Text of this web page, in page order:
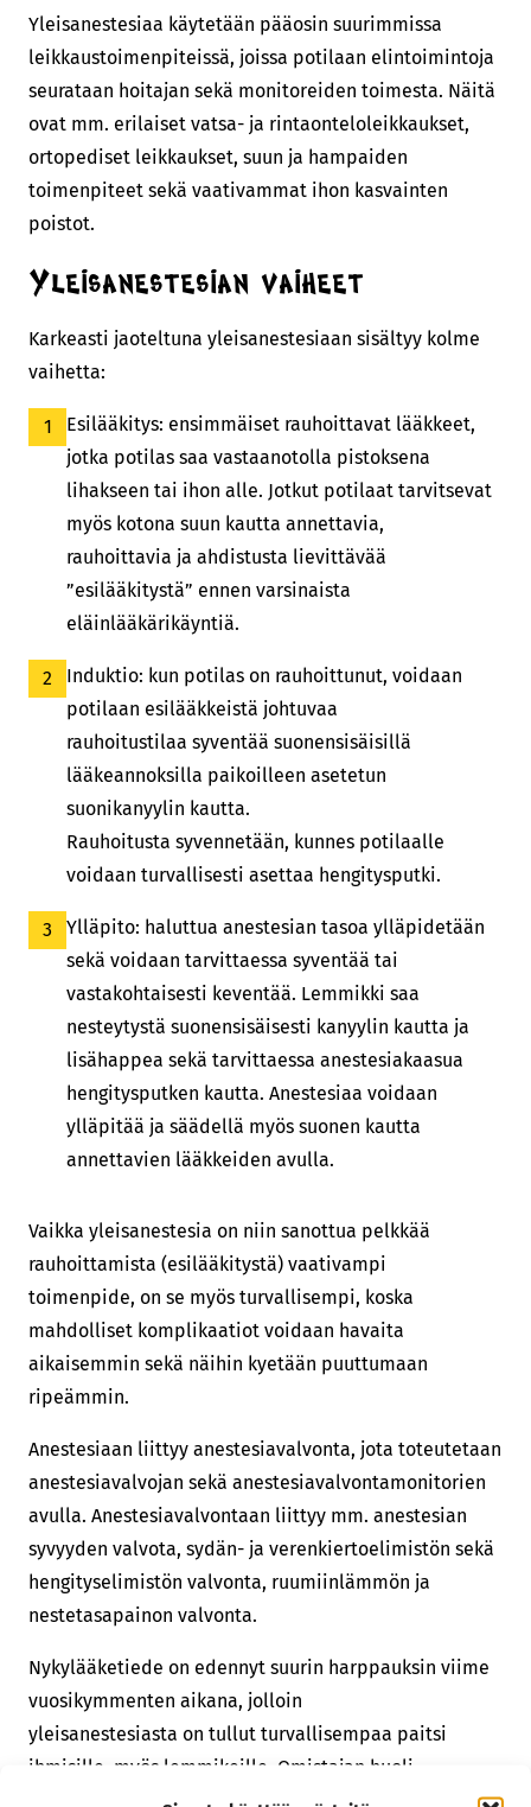
Yleisanestesiaa käytetään pääosin suurimmissa
leikkaustoimenpiteissä, joissa potilaan elintoimintoja
seurataan hoitajan sekä monitoreiden toimesta. Näitä
ovat mm. erilaiset vatsa- ja rintaonteloleikkaukset,
ortopediset leikkaukset, suun ja hampaiden
toimenpiteet sekä vaativammat ihon kasvainten
poistot.
Yleisanestesian vaiheet
Karkeasti jaoteltuna yleisanestesiaan sisältyy kolme
vaihetta:
Esilääkitys: ensimmäiset rauhoittavat lääkkeet,
jotka potilas saa vastaanotolla pistoksena
lihakseen tai ihon alle. Jotkut potilaat tarvitsevat
myös kotona suun kautta annettavia,
rauhoittavia ja ahdistusta lievittävää
”esilääkitystä” ennen varsinaista
eläinlääkärikäyntiä.
Induktio: kun potilas on rauhoittunut, voidaan
potilaan esilääkkeistä johtuvaa
rauhoitustilaa syventää suonensisäisillä
lääkeannoksilla paikoilleen asetetun
suonikanyylin kautta.
Rauhoitusta syvennetään, kunnes potilaalle
voidaan turvallisesti asettaa hengitysputki.
Ylläpito: haluttua anestesian tasoa ylläpidetään
sekä voidaan tarvittaessa syventää tai
vastakohtaisesti keventää. Lemmikki saa
nesteytystä suonensisäisesti kanyylin kautta ja
lisähappea sekä tarvittaessa anestesiakaasua
hengitysputken kautta. Anestesiaa voidaan
ylläpitää ja säädellä myös suonen kautta
annettavien lääkkeiden avulla.
Vaikka yleisanestesia on niin sanottua pelkkää
rauhoittamista (esilääkitystä) vaativampi
toimenpide, on se myös turvallisempi, koska
mahdolliset komplikaatiot voidaan havaita
aikaisemmin sekä näihin kyetään puuttumaan
ripeämmin.
Anestesiaan liittyy anestesiavalvonta, jota toteutetaan
anestesiavalvojan sekä anestesiavalvontamonitorien
avulla. Anestesiavalvontaan liittyy mm. anestesian
syvyyden valvota, sydän- ja verenkiertoelimistön sekä
hengityselimistön valvonta, ruumiinlämmön ja
nestetasapainon valvonta.
Nykylääketiede on edennyt suurin harppauksin viime
vuosikymmenten aikana, jolloin
yleisanestesiasta on tullut turvallisempaa paitsi
ihmisille, myös lemmikeille. Omistajan huoli
yleisanestesiasta on kutenkin täysin ymmärrettävää,